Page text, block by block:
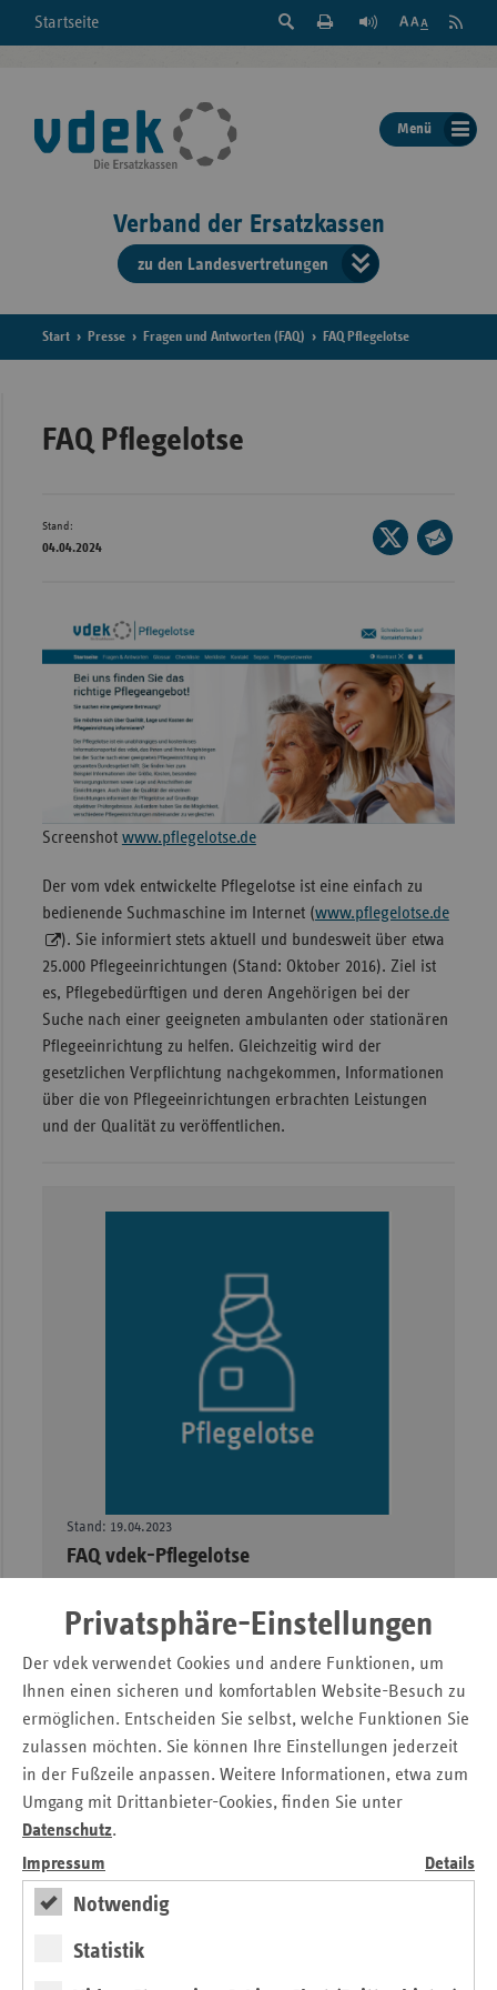
Privatsphäre-Einstellungen
Der vdek verwendet Cookies und andere Funktionen, um
Ihnen einen sicheren und komfortablen Website-Besuch zu
ermöglichen. Entscheiden Sie selbst, welche Funktionen Sie
zulassen möchten. Sie können Ihre Einstellungen jederzeit
in der Fußzeile anpassen. Weitere Informationen, etwa zum
Umgang mit Drittanbieter-Cookies, finden Sie unter
Datenschutz.
Impressum
Details
Notwendig
Statistik
Startseite
Suche
der
Seite
Feed
Menü
Verband der Ersatzkassen
zu den Landesvertretungen
der
Start Presse Fragen und Antworten (FAQ) FAQ Pflegelotse
FAQ Pflegelotse
Stand:
04.04.2024
Seite
auf
Mail
Screenshot www.pflegelotse.de
Der vom vdek entwickelte Pflegelotse ist eine einfach zu
bedienende Suchmaschine im Internet (www.pflegelotse.de
). Sie informiert stets aktuell und bundesweit über etwa
25.000 Pflegeeinrichtungen (Stand: Oktober 2016). Ziel ist
es, Pflegebedürftigen und deren Angehörigen bei der
Suche nach einer geeigneten ambulanten oder stationären
Pflegeeinrichtung zu helfen. Gleichzeitig wird der
gesetzlichen Verpflichtung nachgekommen, Informationen
über die von Pflegeeinrichtungen erbrachten Leistungen
und der Qualität zu veröffentlichen.
Stand: 19.04.2023
–
FAQ vdek-Pflegelotse
Suchportal für Pflegeeinrichtungen, zum Download.
Öffnen
Mehr zum vdek-Pflegelotse